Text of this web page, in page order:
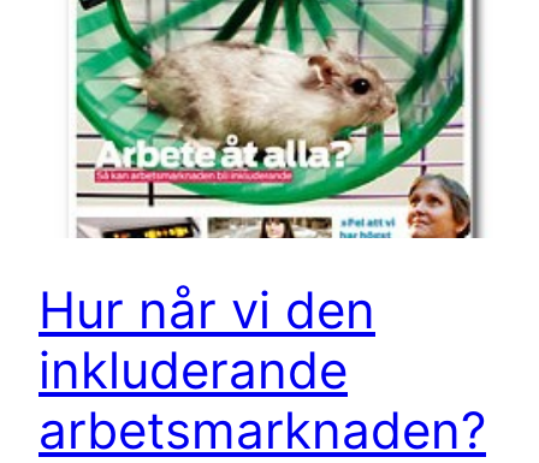
Hur når vi den
inkluderande
arbetsmarknaden?